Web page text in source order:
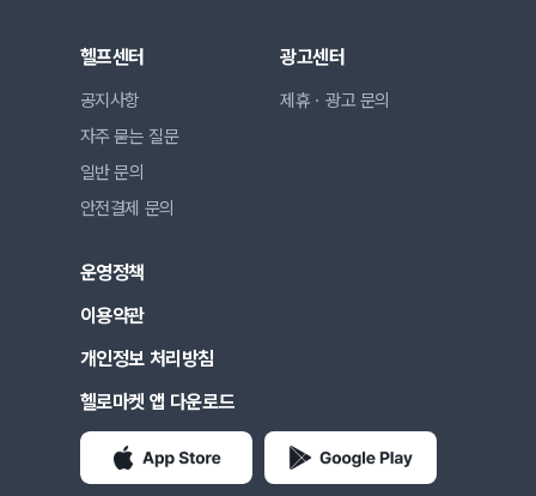
헬프센터
공지사항
자주 묻는 질문
일반 문의
안전결제 문의
광고센터
제휴ㆍ광고 문의
운영정책
이용약관
개인정보 처리방침
헬로마켓 앱 다운로드